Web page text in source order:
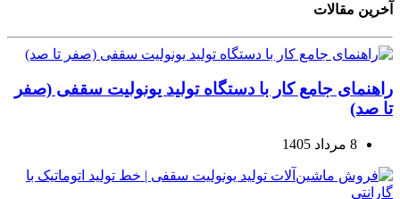
آخرین مقالات
راهنمای جامع کار با دستگاه تولید یونولیت سقفی (صفر
تا صد)
8 مرداد 1405